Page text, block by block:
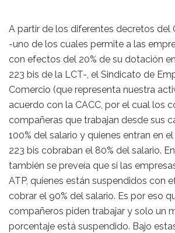
A partir de los diferentes decretos del
-uno de los cuales permite a las
con efectos del 20% de su dotación
223 bis de la LCT-, el Sindicato de
Comercio (que representa nuestra
acuerdo con la CACC, por el cual los
compañeras que trabajan desde sus
100% del salario y quienes entran en
223 bis cobraban el 80% del salario.
también se preveía que si las
ATP, quienes están suspendidos con
cobrar el 90% del salario. Es por eso
compañeros piden trabajar y solo un
porcentaje está suspendido. Bajo